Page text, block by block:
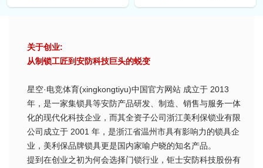
关于创业:
从制锁工匠到安防科技巨头的蜕变
星空·电竞体育(xingkongtiyu)中国官方网站 成立于 2013
年，是一家集锁具等安防产品研发、制造、销售与服务一体
化的现代化科技企业，而其全资子公司浙江美利保锁业有限
公司成立于 2001 年，是浙江省温州市具有影响力的锁具企
业，美利保品牌锁具更是国内家喻户晓的知名产品。
提到在创业之初为何会选择门锁行业，钜士安防科技股份有